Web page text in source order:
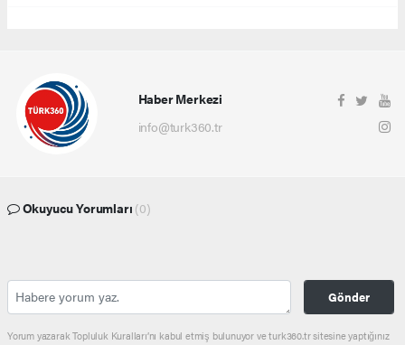
Haber Merkezi
info@turk360.tr
Okuyucu Yorumları (0)
Gönder
Yorum yazarak Topluluk Kuralları’nı kabul etmiş bulunuyor ve turk360.tr sitesine yaptığınız